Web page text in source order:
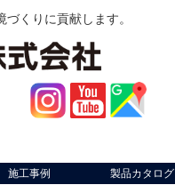
くりに貢献します。
施工事例 製品カタログ